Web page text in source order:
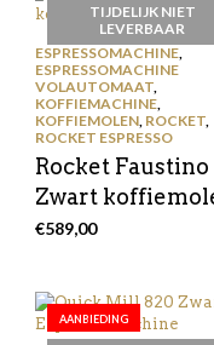
TIJDELIJK NIET
LEVERBAAR
ESPRESSOMACHINE,
ESPRESSOMACHINE
VOLAUTOMAAT,
KOFFIEMACHINE,
KOFFIEMOLEN, ROCKET,
ROCKET ESPRESSO
Rocket Faustino
Zwart
€589,00
AANBIEDING